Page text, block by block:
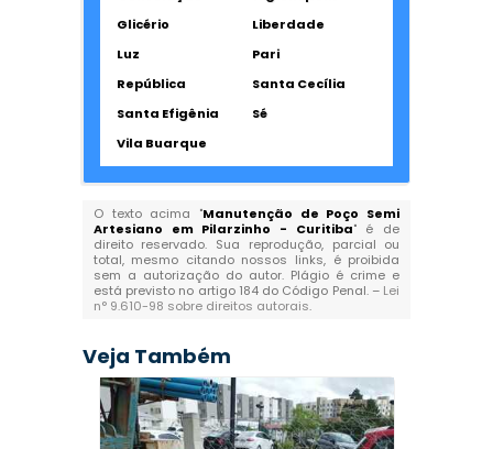
Glicério
Liberdade
Luz
Pari
República
Santa Cecília
Santa Efigênia
Sé
Vila Buarque
O texto acima "Manutenção de Poço Semi
Artesiano em Pilarzinho - Curitiba" é de
direito reservado. Sua reprodução, parcial ou
total, mesmo citando nossos links, é proibida
sem a autorização do autor. Plágio é crime e
está previsto no artigo 184 do Código Penal. – Lei
n° 9.610-98 sobre direitos autorais.
Veja Também